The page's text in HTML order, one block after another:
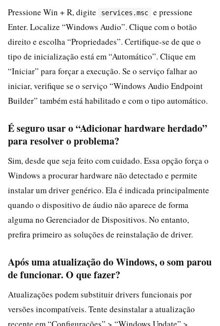
Pressione Win + R, digite services.msc
e pressione
Enter. Localize “Windows Audio”. Clique com o botão
direito e escolha “Propriedades”. Certifique-se de que o
tipo de inicialização está em “Automático”. Clique em
“Iniciar” para forçar a execução. Se o serviço falhar ao
iniciar, verifique se o serviço “Windows Audio Endpoint
Builder” também está habilitado e com o tipo automático.
É seguro usar o “Adicionar hardware herdado”
para resolver o problema?
Sim, desde que seja feito com cuidado. Essa opção força o
Windows a procurar hardware não detectado e permite
instalar um driver genérico. Ela é indicada principalmente
quando o dispositivo de áudio não aparece de forma
alguma no Gerenciador de Dispositivos. No entanto,
prefira primeiro as soluções de reinstalação de driver.
Após uma atualização do Windows, o som parou
de funcionar. O que fazer?
Atualizações podem substituir drivers funcionais por
versões incompatíveis. Tente desinstalar a atualização
recente em “Configurações” > “Windows Update” >